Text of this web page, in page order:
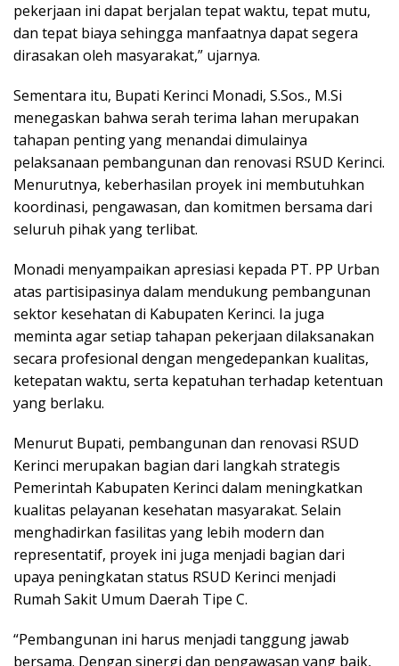
pekerjaan ini dapat berjalan tepat waktu, tepat mutu,
dan tepat biaya sehingga manfaatnya dapat segera
dirasakan oleh masyarakat,” ujarnya.
Sementara itu, Bupati Kerinci Monadi, S.Sos., M.Si
menegaskan bahwa serah terima lahan merupakan
tahapan penting yang menandai dimulainya
pelaksanaan pembangunan dan renovasi RSUD Kerinci.
Menurutnya, keberhasilan proyek ini membutuhkan
koordinasi, pengawasan, dan komitmen bersama dari
seluruh pihak yang terlibat.
Monadi menyampaikan apresiasi kepada PT. PP Urban
atas partisipasinya dalam mendukung pembangunan
sektor kesehatan di Kabupaten Kerinci. Ia juga
meminta agar setiap tahapan pekerjaan dilaksanakan
secara profesional dengan mengedepankan kualitas,
ketepatan waktu, serta kepatuhan terhadap ketentuan
yang berlaku.
Menurut Bupati, pembangunan dan renovasi RSUD
Kerinci merupakan bagian dari langkah strategis
Pemerintah Kabupaten Kerinci dalam meningkatkan
kualitas pelayanan kesehatan masyarakat. Selain
menghadirkan fasilitas yang lebih modern dan
representatif, proyek ini juga menjadi bagian dari
upaya peningkatan status RSUD Kerinci menjadi
Rumah Sakit Umum Daerah Tipe C.
“Pembangunan ini harus menjadi tanggung jawab
bersama. Dengan sinergi dan pengawasan yang baik,